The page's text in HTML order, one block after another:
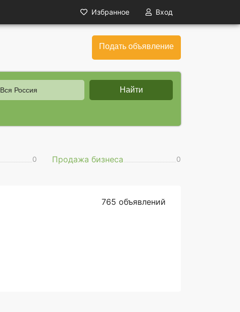
Избранное Вход
Подать объявление
Вся Россия Найти
0 Продажа бизнеса 0
765 объявлений